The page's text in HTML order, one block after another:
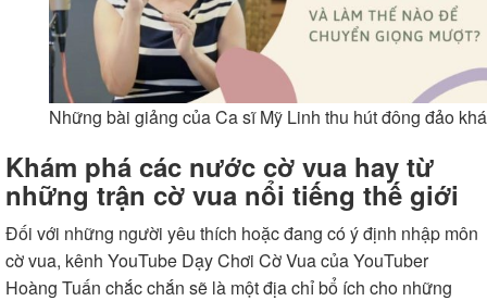
Những bài giảng của Ca sĩ Mỹ Linh thu hút đông đảo
Khám phá các nước cờ vua hay từ
những trận cờ vua nổi tiếng thế giới
Đối với những người yêu thích hoặc đang có ý định nhập môn
cờ vua, kênh YouTube Dạy Chơi Cờ Vuacủa YouTuber
Hoàng Tuấn chắc chắn sẽ là một địa chỉ bổ ích cho những